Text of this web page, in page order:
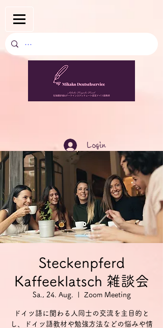
Login
Steckenpferd
Kaffeeklatsch 雑談会
Sa., 24. Aug. Zoom Meeting
ドイツ語に関わる人同士の交流を主目的と
し、ドイツ語教材や勉強方法などの悩みや情